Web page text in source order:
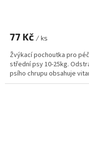
77 Kč / ks
Žvýkací pochoutka pro
střední psy 10-25kg.
psího chrupu obsahuje